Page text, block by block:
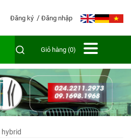
Đăng ký Đăng nhập
Giỏ hàng (0)